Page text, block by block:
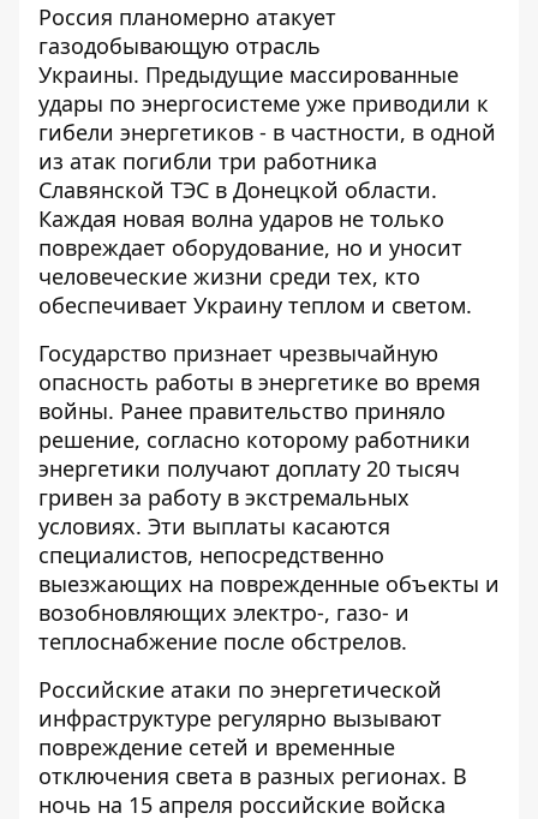
Россия планомерно атакует
газодобывающую отрасль
Украины. Предыдущие массированные
удары по энергосистеме уже приводили к
гибели энергетиков - в частности, в одной
из атак погибли три работника
Славянской ТЭС в Донецкой области.
Каждая новая волна ударов не только
повреждает оборудование, но и уносит
человеческие жизни среди тех, кто
обеспечивает Украину теплом и светом.
Государство признает чрезвычайную
опасность работы в энергетике во время
войны. Ранее правительство приняло
решение, согласно которому работники
энергетики получают доплату 20 тысяч
гривен за работу в экстремальных
условиях. Эти выплаты касаются
специалистов, непосредственно
выезжающих на поврежденные объекты и
возобновляющих электро-, газо- и
теплоснабжение после обстрелов.
Российские атаки по энергетической
инфраструктуре регулярно вызывают
повреждение сетей и временные
отключения света в разных регионах. В
ночь на 15 апреля российские войска